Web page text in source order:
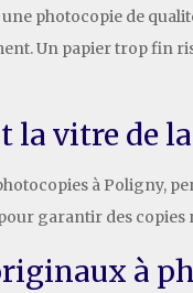
photocopie de
Un papier trop fin
vitre de
à Poligny,
garantir des copies
à